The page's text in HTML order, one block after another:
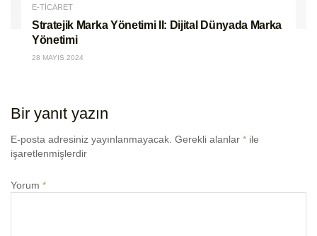
E-TİCARET
Stratejik Marka Yönetimi II: Dijital Dünyada Marka
Yönetimi
28 MAYIS 2024
Bir yanıt yazın
E-posta adresiniz yayınlanmayacak. Gerekli alanlar * ile
işaretlenmişlerdir
Yorum *